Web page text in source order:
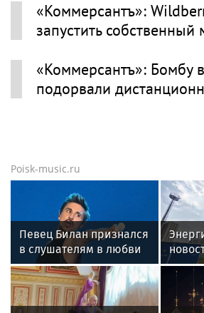
«Коммерсантъ»:
запустить собственный
«Коммерсантъ»: Бомбу
подорвали
Poisk-music.ru
Певец Билан признался
в слушателям в любви
после критики
МВт